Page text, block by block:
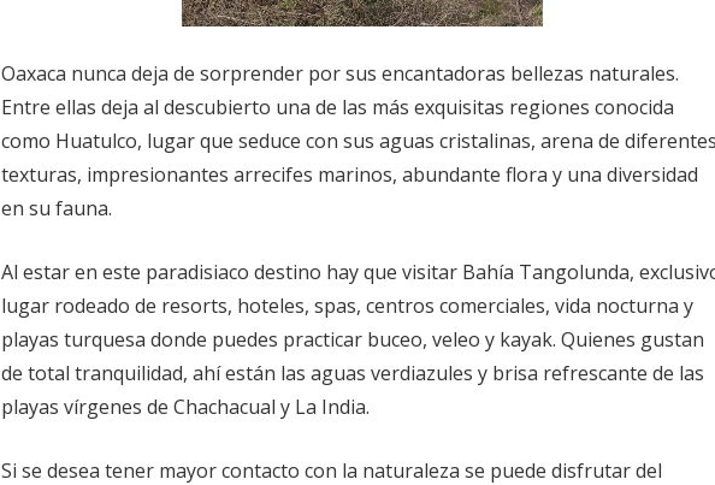
Oaxaca nunca deja de sorprender por sus encantadoras bellezas naturales.
Entre ellas deja al descubierto una de las más exquisitas regiones conocida
como Huatulco, lugar que seduce con sus aguas cristalinas, arena de diferentes
texturas, impresionantes arrecifes marinos, abundante flora y una diversidad
en su fauna.
Al estar en este paradisiaco destino hay que visitar Bahía Tangolunda,
lugar rodeado de resorts, hoteles, spas, centros comerciales, vida nocturna y
playas turquesa donde puedes practicar buceo, veleo y kayak. Quienes gustan
de total tranquilidad, ahí están las aguas verdiazules y brisa refrescante de las
playas vírgenes de Chachacual y La India.
Si se desea tener mayor contacto con la naturaleza se puede disfrutar del